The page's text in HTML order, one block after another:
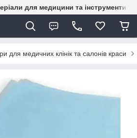
для медицини та інструменти
для медичних клінік та салонів краси